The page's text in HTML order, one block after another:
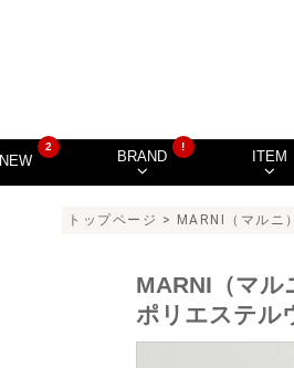
NEW
2
BRAND
!
ITEM
トップページ > MARNI（マルニ）